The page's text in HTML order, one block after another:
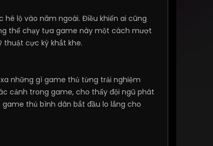
lộ vào năm ngoái. Điều khiến ai cũng
thể chạy tựa game này một cách mượt
thuật cực kỳ khắt khe.
những gì game thủ từng trải nghiệm
cảnh trong game, cho thấy đội ngũ phát
thủ bình dân bắt đầu lo lắng cho